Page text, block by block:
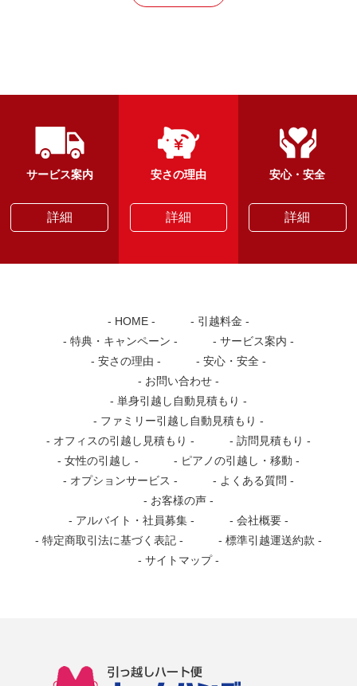
サービス案内
詳細
安さの理由
詳細
安心・安全
詳細
HOME
引越料金
特典・キャンペーン
サービス案内
安さの理由
安心・安全
お問い合わせ
単身引越し自動見積もり
ファミリー引越し自動見積もり
オフィスの引越し見積もり
訪問見積もり
女性の引越し
ピアノの引越し・移動
オプションサービス
よくある質問
お客様の声
アルバイト・社員募集
会社概要
特定商取引法に基づく表記
標準引越運送約款
サイトマップ